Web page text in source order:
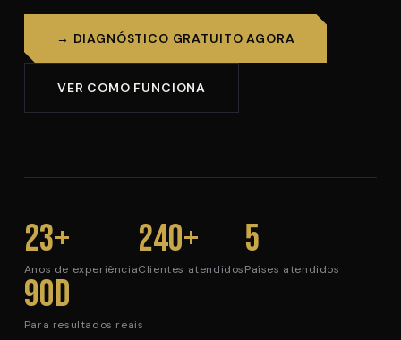
→ DIAGNÓSTICO GRATUITO AGORA
VER COMO FUNCIONA
23+
Anos de experiência
240+
Clientes atendidos
5
Países atendidos
90d
Para resultados reais